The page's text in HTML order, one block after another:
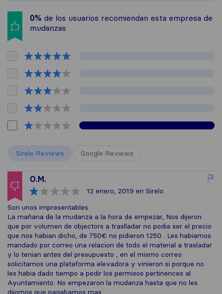
0% de los usuarios recomiendan esta empresa de
mudanzas
Sirelo Reviews Google Reviews
O.M.
12 enero, 2019 en Sirelo
Son unos impresentables
La mañana de la mudanza a la hora de empezar, Nos dijeron
que por volumen de objectors a traslladar no podia ser el precio
que nos habian dicho, de 750€ no pidieron 1250 . Les habiamos
mandado por correo una relacion de todo el material a trasladar
y lo tenian antes del presupuesto , en el mismo correo
solicitamos una plataforma elevadora y vinieron si porque no
les habia dado tiempo a pedir los permisos pertinences al
Ayuntamiento. No empezaron la mudanza hasta que no les
dijomos que pagabamos mas.